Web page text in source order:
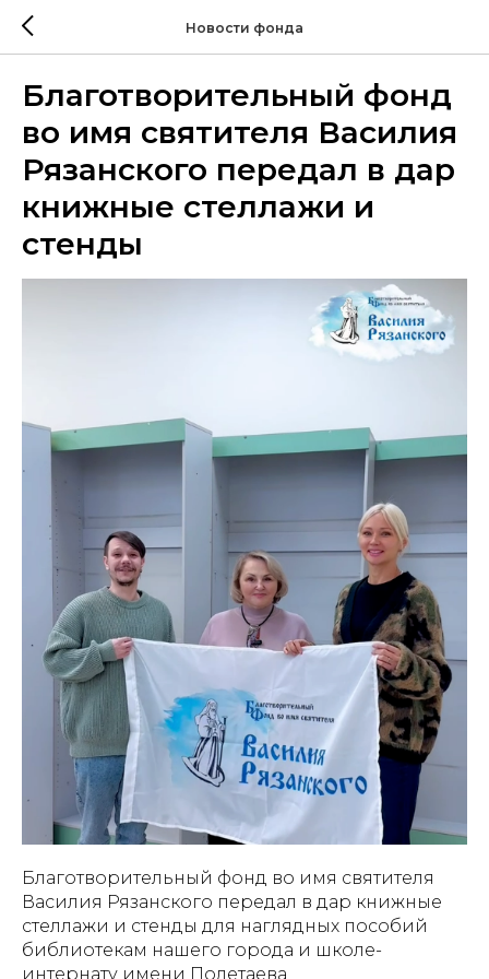
Новости фонда
Благотворительный фонд
во имя святителя Василия
Рязанского передал в дар
книжные стеллажи и
стенды
Благотворительный фонд во имя святителя
Василия Рязанского передал в дар книжные
стеллажи и стенды для наглядных пособий
библиотекам нашего города и школе-
интернату имени Полетаева